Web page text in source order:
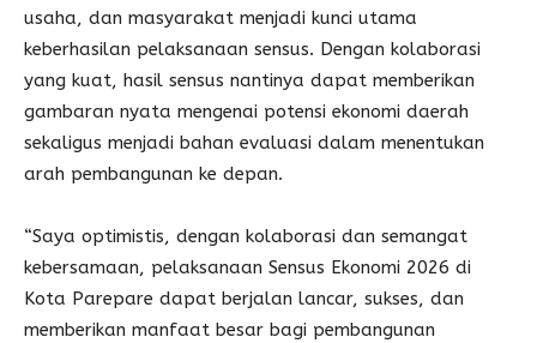
usaha, dan masyarakat menjadi kunci utama
keberhasilan pelaksanaan sensus. Dengan kolaborasi
yang kuat, hasil sensus nantinya dapat memberikan
gambaran nyata mengenai potensi ekonomi daerah
sekaligus menjadi bahan evaluasi dalam menentukan
arah pembangunan ke depan.
“Saya optimistis, dengan kolaborasi dan semangat
kebersamaan, pelaksanaan Sensus Ekonomi 2026 di
Kota Parepare dapat berjalan lancar, sukses, dan
memberikan manfaat besar bagi pembangunan